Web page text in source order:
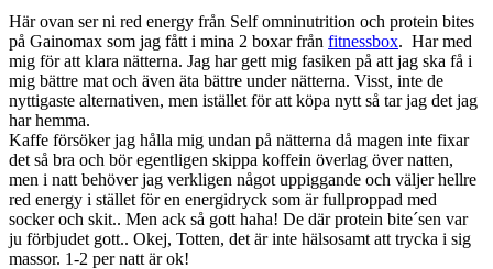
Här ovan ser ni red energy från Self omninutrition och protein bites
på Gainomax som jag fått i mina 2 boxar från fitnessbox. Har med
mig för att klara nätterna. Jag har gett mig fasiken på att jag ska få i
mig bättre mat och även äta bättre under nätterna. Visst, inte de
nyttigaste alternativen, men istället för att köpa nytt så tar jag det jag
har hemma.
Kaffe försöker jag hålla mig undan på nätterna då magen inte fixar
det så bra och bör egentligen skippa koffein överlag över natten,
men i natt behöver jag verkligen något uppiggande och väljer hellre
red energy i stället för en energidryck som är fullproppad med
socker och skit.. Men ack så gott haha! De där protein bite´sen var
ju förbjudet gott.. Okej, Totten, det är inte hälsosamt att trycka i sig
massor. 1-2 per natt är ok!